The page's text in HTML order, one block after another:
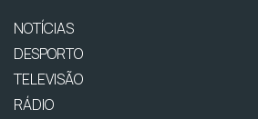
NOTÍCIAS
DESPORTO
TELEVISÃO
RÁDIO